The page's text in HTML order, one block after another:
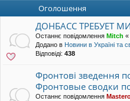
Оголошення
ДОНБАСС ТРЕБУЕТ
Останнє повідомлення Mitch «
Додано в Новини в Україні та
Відповіді: 438
Фронтові зведення
Фронтовые сводки
Останнє повідомлення